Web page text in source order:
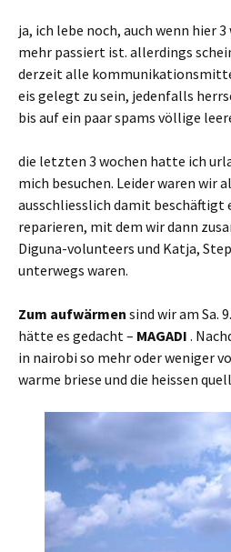
ja, ich lebe noch, auch wenn hier
mehr passiert ist. allerdings
derzeit alle
eis gelegt zu sein, jedenfalls
bis auf ein paar spams völlige
die letzten 3 wochen hatte ich
mich besuchen. Leider waren wir
ausschliesslich damit beschäftigt
reparieren, mit dem wir dann
Diguna-volunteers und Katja,
unterwegs waren.
Zum aufwärmen sind wir am Sa.
hätte es gedacht – MAGADI .
in nairobi so mehr oder weniger
warme briese und die heissen